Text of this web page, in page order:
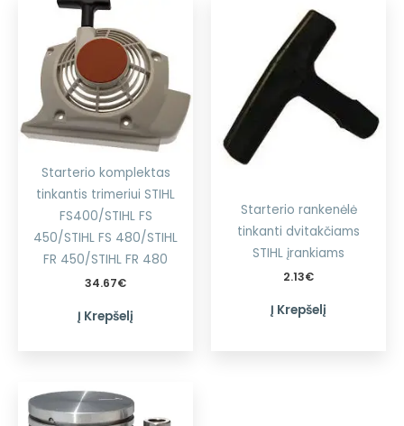
Starterio komplektas
tinkantis trimeriui STIHL
FS400/STIHL FS
450/STIHL FS 480/STIHL
FR 450/STIHL FR 480
34.67€
Į Krepšelį
Starterio rankenėlė
tinkanti dvitakčiams
STIHL įrankiams
2.13€
Į Krepšelį